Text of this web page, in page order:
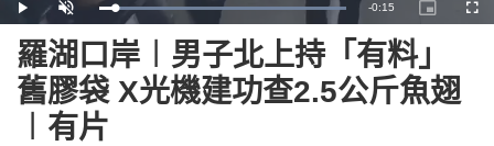
Play Unmute Loaded:
100.00%
Remaining
Time
-0:15
Picture-
in-
羅湖口岸︱男子北上持「有料」
舊膠袋 X光機建功查2.5公斤魚翅
︱有片